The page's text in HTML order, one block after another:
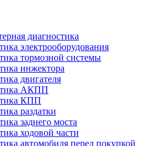
диагностика
электрооборудования
тормозной системы
инжектора
двигателя
АКПП
КПП
раздатки
заднего моста
ходовой части
автомобиля перед покупкой